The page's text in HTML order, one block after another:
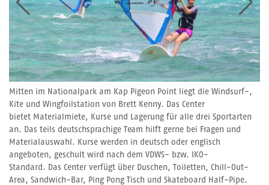
Mitten im Nationalpark am Kap Pigeon Point liegt die Windsurf-,
Kite und Wingfoilstation von Brett Kenny. Das Center
bietet Materialmiete, Kurse und Lagerung für alle drei Sportarten
an. Das teils deutschsprachige Team hilft gerne bei Fragen und
Materialauswahl. Kurse werden in deutsch oder englisch
angeboten, geschult wird nach dem VDWS- bzw. IKO-
Standard. Das Center verfügt über Duschen, Toiletten, Chill-Out-
Area, Sandwich-Bar, Ping Pong Tisch und Skateboard Half-Pipe.